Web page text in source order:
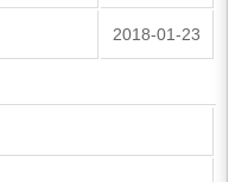
2018-01-23